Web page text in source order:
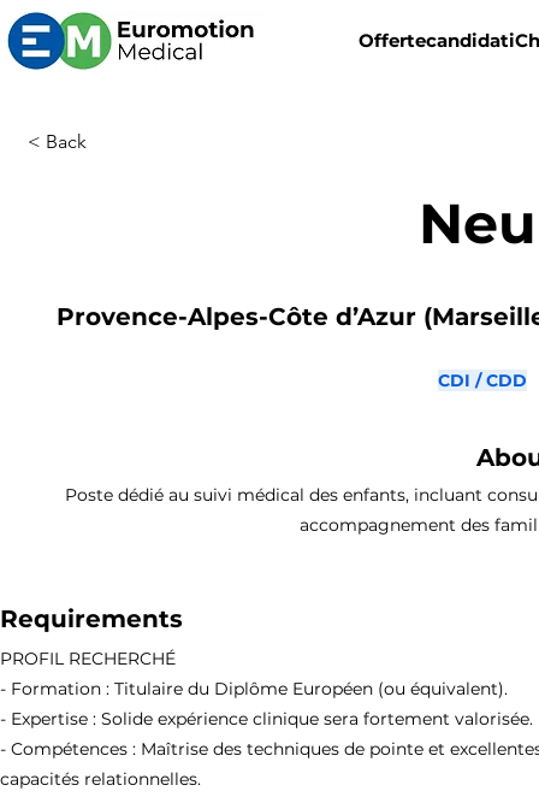
Offertecandidati
< Back
Provence-Alpes-Côte d’Azur
CDI / CDD
Poste dédié au suivi médical des enfants, incluant
accompagnement des
Requirements
PROFIL RECHERCHÉ
- Formation : Titulaire du Diplôme Européen (ou équivalent).
- Expertise : Solide expérience clinique sera fortement valorisée.
- Compétences : Maîtrise des techniques de pointe et
capacités relationnelles.